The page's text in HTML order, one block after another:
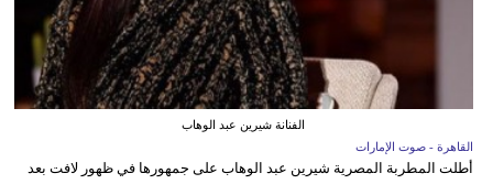
الفنانة شيرين عبد الوهاب
القاهرة - صوت الإمارات
أطلت المطربة المصرية شيرين عبد الوهاب على جمهورها في ظهور لافت بعد